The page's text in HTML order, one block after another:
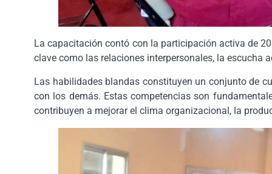
La capacitación contó con la participación activa de
clave como las relaciones interpersonales, la escucha
Las habilidades blandas constituyen un conjunto de
con los demás. Estas competencias son
contribuyen a mejorar el clima organizacional, la